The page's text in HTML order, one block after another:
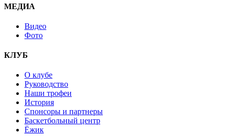
МЕДИА
Видео
Фото
КЛУБ
О клубе
Руководство
Наши трофеи
История
Спонсоры и партнеры
Баскетбольный центр
Ёжик